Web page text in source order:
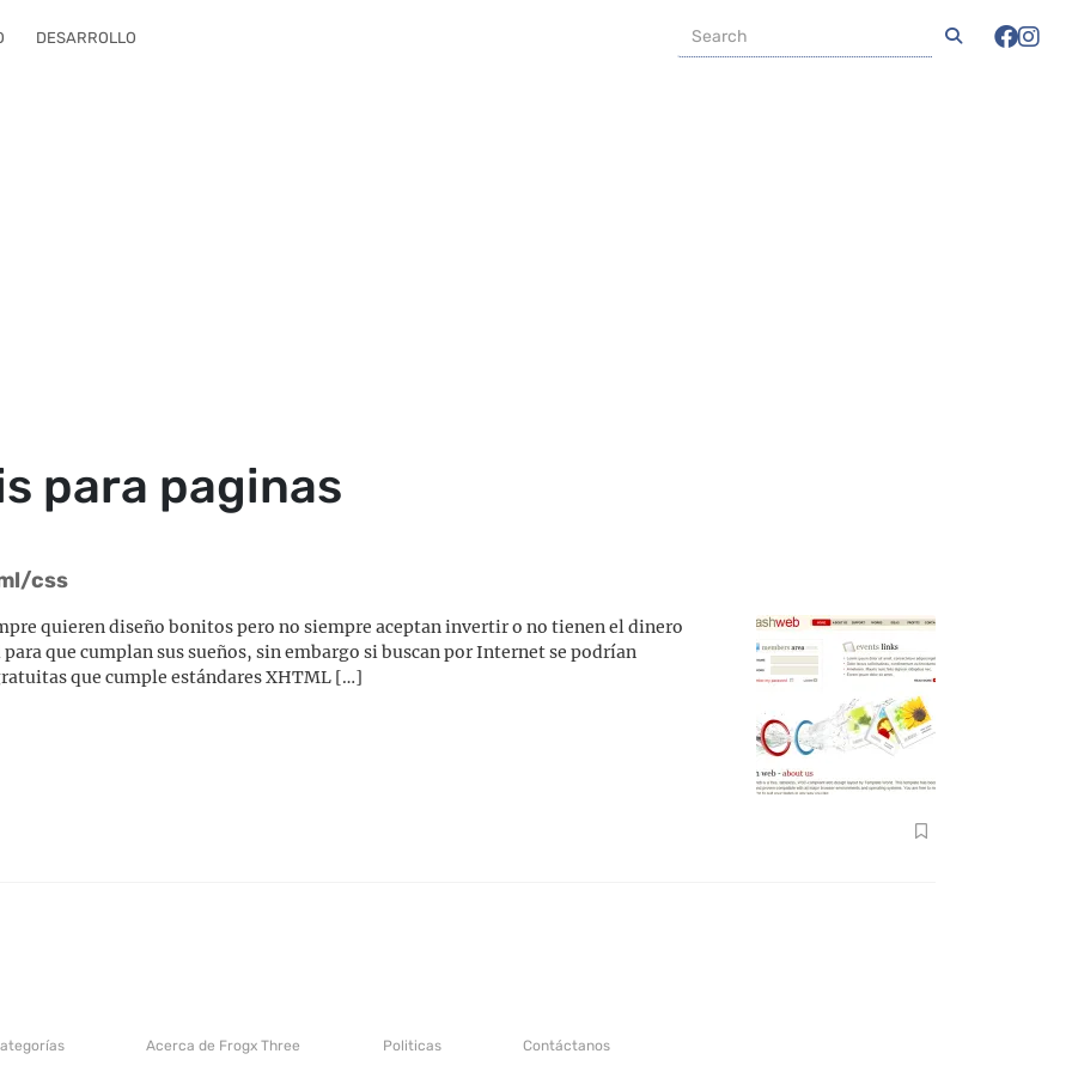
DESARROLLO
para paginas
css
quieren diseño bonitos pero no siempre aceptan invertir o no tienen el dinero
que cumplan sus sueños, sin embargo si buscan por Internet se podrían
que cumple estándares XHTML […]
Acerca de Frogx Three Politicas Contáctanos